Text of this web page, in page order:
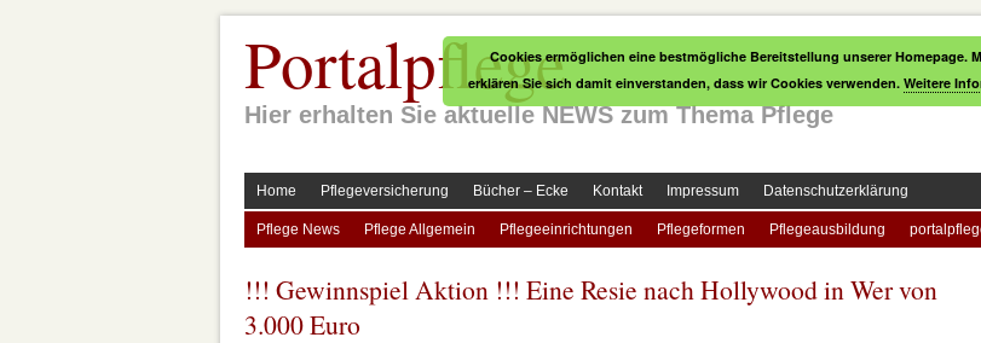
Portalpflege
Hier erhalten Sie aktuelle NEWS zum Thema Pflege
Home Pflegeversicherung Bücher – Ecke Kontakt Impressum Datenschutzerklärung
Pflege News Pflege Allgemein Pflegeeinrichtungen Pflegeformen Pflegeausbildung
!!! Gewinnspiel Aktion !!! Eine Resie nach Hollywood in Wer von
3.000 Euro
Cookies ermöglichen eine bestmögliche Bereitstellung unserer Homepage.
erklären Sie sich damit einverstanden, dass wir Cookies verwenden. Weitere